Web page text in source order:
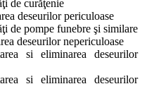
de curăţenie
deseurilor periculoase
de pompe funebre şi similare
deseurilor nepericuloase
si eliminarea deseurilor
si eliminarea deseurilor